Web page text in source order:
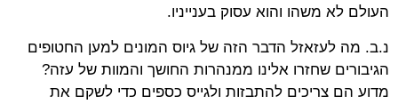
העולם לא משהו והוא עסוק בענייניו.
נ.ב. מה לעזאזל הדבר הזה של גיוס המונים למען החטופים
הגיבורים שחזרו אלינו ממנהרות החושך והמוות של עזה?
מדוע הם צריכים להתבזות ולגייס כספים כדי לשקם את